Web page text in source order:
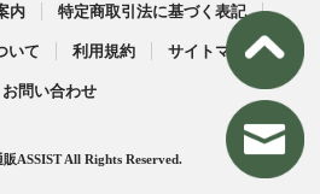
内 特定商取引法に基づく表記
いて 利用規約 サイトマップ
お問い合わせ
ASSIST All Rights Reserved.